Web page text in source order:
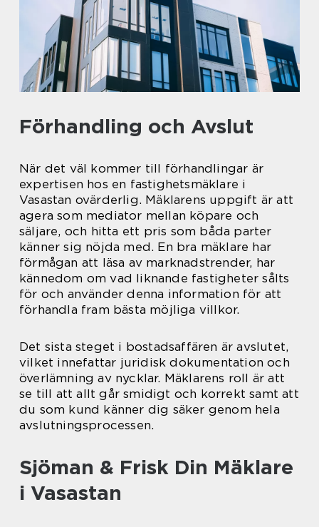
Förhandling och Avslut
När det väl kommer till förhandlingar är
expertisen hos en fastighetsmäklare i
Vasastan ovärderlig. Mäklarens uppgift är att
agera som mediator mellan köpare och
säljare, och hitta ett pris som båda parter
känner sig nöjda med. En bra mäklare har
förmågan att läsa av marknadstrender, har
kännedom om vad liknande fastigheter sålts
för och använder denna information för att
förhandla fram bästa möjliga villkor.
Det sista steget i bostadsaffären är avslutet,
vilket innefattar juridisk dokumentation och
överlämning av nycklar. Mäklarens roll är att
se till att allt går smidigt och korrekt samt att
du som kund känner dig säker genom hela
avslutningsprocessen.
Sjöman & Frisk Din Mäklare
i Vasastan